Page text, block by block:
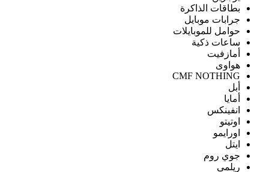
بطاقات الذاكرة
جرابات موبايل
حوامل للموبايلات
ساعات ذكية
أمازفيت
هواوى
CMF NOTHING
أبل
أمايا
انفينكس
اوتيتو
اورايمو
ايتل
جوي روم
ريلمى